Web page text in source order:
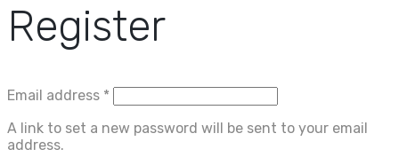
Register
Email address *
A link to set a new password will be sent to your email
address.